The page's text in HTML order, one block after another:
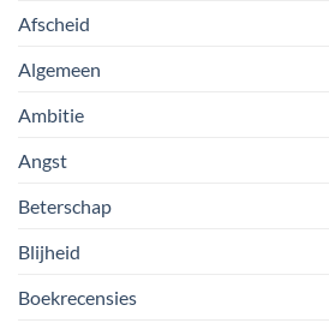
Afscheid
Algemeen
Ambitie
Angst
Beterschap
Blijheid
Boekrecensies